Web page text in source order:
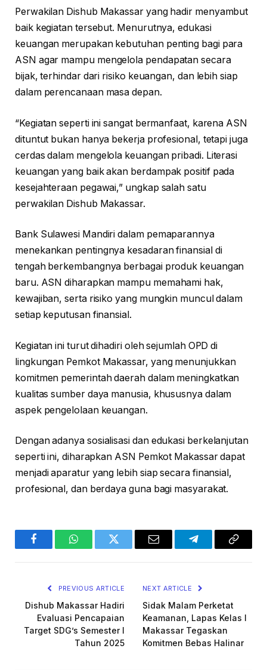
Perwakilan Dishub Makassar yang hadir menyambut
baik kegiatan tersebut. Menurutnya, edukasi
keuangan merupakan kebutuhan penting bagi para
ASN agar mampu mengelola pendapatan secara
bijak, terhindar dari risiko keuangan, dan lebih siap
dalam perencanaan masa depan.
“Kegiatan seperti ini sangat bermanfaat, karena ASN
dituntut bukan hanya bekerja profesional, tetapi juga
cerdas dalam mengelola keuangan pribadi. Literasi
keuangan yang baik akan berdampak positif pada
kesejahteraan pegawai,” ungkap salah satu
perwakilan Dishub Makassar.
Bank Sulawesi Mandiri dalam pemaparannya
menekankan pentingnya kesadaran finansial di
tengah berkembangnya berbagai produk keuangan
baru. ASN diharapkan mampu memahami hak,
kewajiban, serta risiko yang mungkin muncul dalam
setiap keputusan finansial.
Kegiatan ini turut dihadiri oleh sejumlah OPD di
lingkungan Pemkot Makassar, yang menunjukkan
komitmen pemerintah daerah dalam meningkatkan
kualitas sumber daya manusia, khususnya dalam
aspek pengelolaan keuangan.
Dengan adanya sosialisasi dan edukasi berkelanjutan
seperti ini, diharapkan ASN Pemkot Makassar dapat
menjadi aparatur yang lebih siap secara finansial,
profesional, dan berdaya guna bagi masyarakat.
FacebookWhatsAppTwitter Email TelegramCopy
PREVIOUS ARTICLE
Dishub Makassar Hadiri
Evaluasi Pencapaian
Target SDG’s Semester I
Tahun 2025
NEXT ARTICLE
Sidak Malam Perketat
Keamanan, Lapas Kelas I
Makassar Tegaskan
Komitmen Bebas Halinar